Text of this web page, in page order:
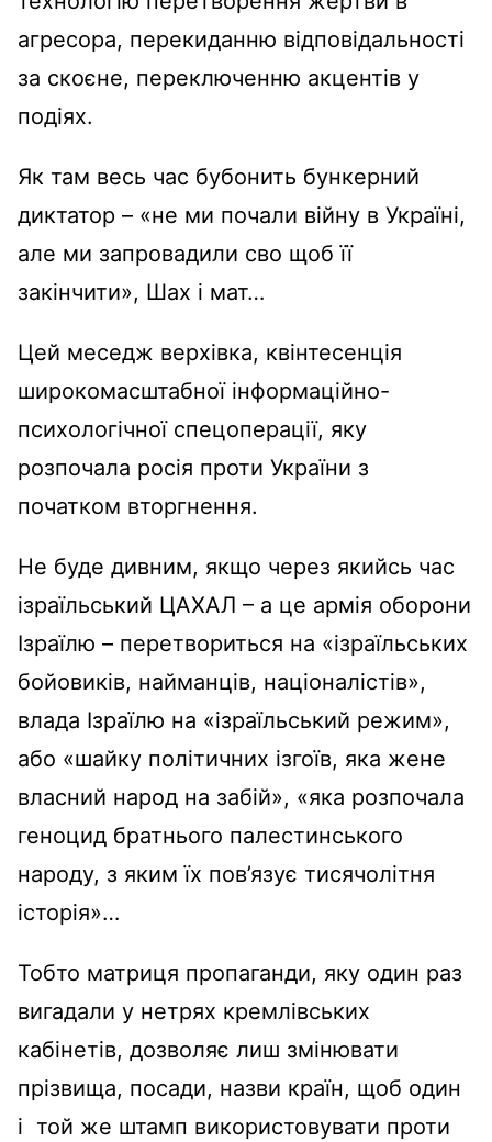
агресора, перекиданню відповідальності
за скоєне, переключенню акцентів у
подіях.
Як там весь час бубонить бункерний
диктатор – «не ми почали війну в Україні,
але ми запровадили сво щоб її
закінчити», Шах і мат…
Цей меседж верхівка, квінтесенція
широкомасштабної інформаційно-
психологічної спецоперації, яку
розпочала росія проти України з
початком вторгнення.
Не буде дивним, якщо через якийсь час
ізраїльський ЦАХАЛ – а це армія оборони
Ізраїлю – перетвориться на «ізраїльських
бойовиків, найманців, націоналістів»,
влада Ізраїлю на «ізраїльський режим»,
або «шайку політичних ізгоїв, яка жене
власний народ на забій», «яка розпочала
геноцид братнього палестинського
народу, з яким їх пов’язує тисячолітня
історія»…
Тобто матриця пропаганди, яку один раз
вигадали у нетрях кремлівських
кабінетів, дозволяє лиш змінювати
прізвища, посади, назви країн, щоб один
і той же штамп використовувати проти